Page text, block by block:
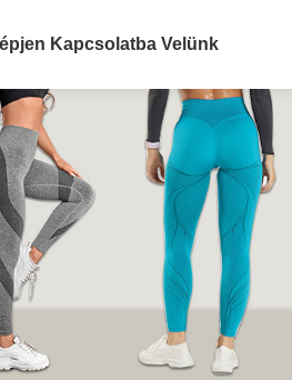
Kapcsolatba Velünk